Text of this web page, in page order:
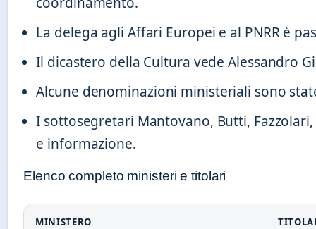
La delega agli Affari Europei e al PNRR è
Il dicastero della Cultura vede Alessandro
Alcune denominazioni ministeriali sono
I sottosegretari Mantovano, Butti,
e informazione.
Elenco completo ministeri e titolari
MINISTERO